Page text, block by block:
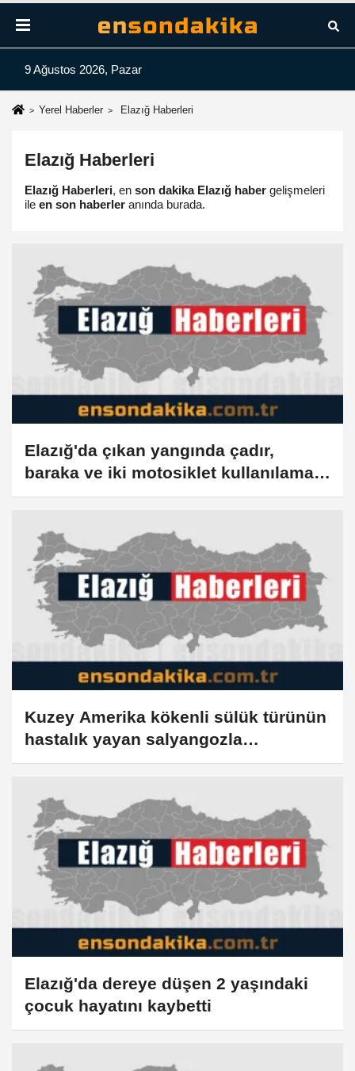
9 Ağustos 2026, Pazar
Yerel Haberler Elazığ Haberleri
Elazığ Haberleri
Elazığ Haberleri, en son dakika Elazığ haber gelişmeleri
ile en son haberler anında burada.
Elazığ'da çıkan yangında çadır,
baraka ve iki motosiklet kullanılamaz
hale geldi
Kuzey Amerika kökenli sülük türünün
hastalık yayan salyangozla
mücadelede etkili olduğu belirlendi
Elazığ'da dereye düşen 2 yaşındaki
çocuk hayatını kaybetti